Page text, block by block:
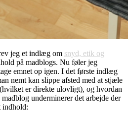
jeg et indlæg om snyd, etik og
på madblogs. Nu føler jeg
emnet op igen. I det første indlæg
nemt kan slippe afsted med at stjæle
er direkte ulovligt), og hvordan
underminerer det arbejde der
indhold: